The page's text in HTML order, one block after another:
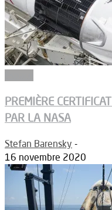
PREMIÈRE
PAR LA NASA
Stefan Barensky -
16 novembre 2020